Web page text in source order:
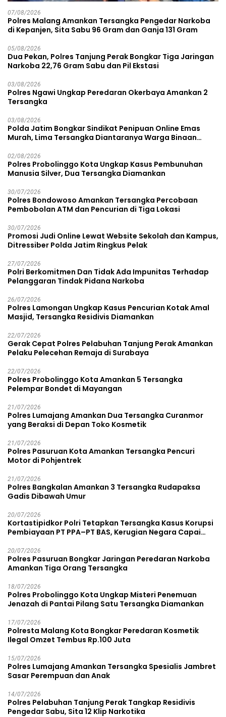
07/08/2026
Polres Malang Amankan Tersangka Pengedar Narkoba
di Kepanjen, Sita Sabu 96 Gram dan Ganja 131 Gram
05/08/2026
Dua Pekan, Polres Tanjung Perak Bongkar Tiga Jaringan
Narkoba 22,76 Gram Sabu dan Pil Ekstasi
03/08/2026
Polres Ngawi Ungkap Peredaran Okerbaya Amankan 2
Tersangka
03/08/2026
Polda Jatim Bongkar Sindikat Penipuan Online Emas
Murah, Lima Tersangka Diantaranya Warga Binaan
02/08/2026
Polres Probolinggo Kota Ungkap Kasus Pembunuhan
Manusia Silver, Dua Tersangka Diamankan
30/07/2026
Polres Bondowoso Amankan Tersangka Percobaan
Pembobolan ATM dan Pencurian di Tiga Lokasi
30/07/2026
Promosi Judi Online Lewat Website Sekolah dan Kampus,
Ditressiber Polda Jatim Ringkus Pelak
27/07/2026
Polri Berkomitmen Dan Tidak Ada Impunitas Terhadap
Pelanggaran Tindak Pidana Narkoba
26/07/2026
Polres Lamongan Ungkap Kasus Pencurian Kotak Amal
Masjid, Tersangka Residivis Diamankan
22/07/2026
Gerak Cepat Polres Pelabuhan Tanjung Perak Amankan
Pelaku Pelecehan Remaja di Surabaya
22/07/2026
Polres Probolinggo Kota Amankan 5 Tersangka
Pelempar Bondet di Mayangan
21/07/2026
Polres Lumajang Amankan Dua Tersangka Curanmor
yang Beraksi di Depan Toko Kosmetik
21/07/2026
Polres Pasuruan Kota Amankan Tersangka Pencuri
Motor di Pohjentrek
21/07/2026
Polres Bangkalan Amankan 3 Tersangka Rudapaksa
Gadis Dibawah Umur
20/07/2026
Kortastipidkor Polri Tetapkan Tersangka Kasus Korupsi
Pembiayaan PT PPA–PT BAS, Kerugian Negara Capai
20/07/2026
Polres Pasuruan Bongkar Jaringan Peredaran Narkoba
Amankan Tiga Orang Tersangka
18/07/2026
Polres Probolinggo Kota Ungkap Misteri Penemuan
Jenazah di Pantai Pilang Satu Tersangka Diamankan
17/07/2026
Polresta Malang Kota Bongkar Peredaran Kosmetik
Ilegal Omzet Tembus Rp.100 Juta
15/07/2026
Polres Lumajang Amankan Tersangka Spesialis Jambret
Sasar Perempuan dan Anak
14/07/2026
Polres Pelabuhan Tanjung Perak Tangkap Residivis
Pengedar Sabu, Sita 12 Klip Narkotika